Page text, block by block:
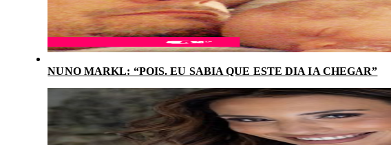
NUNO MARKL: “POIS. EU SABIA QUE ESTE DIA IA CHEGAR”